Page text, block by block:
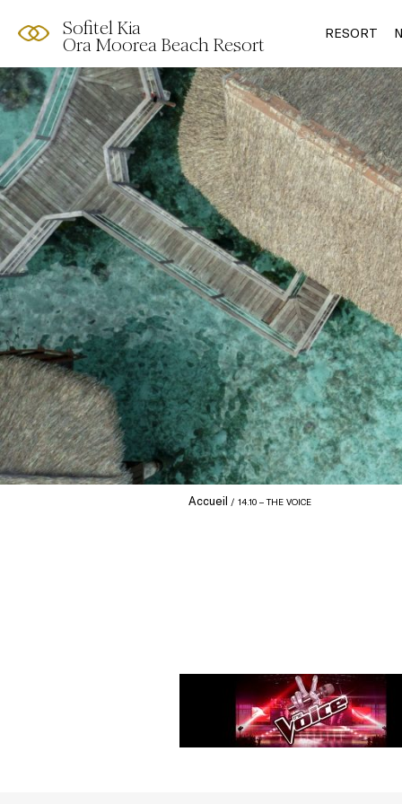
Sofitel Kia
Ora Moorea Beach Resort
RESORT
Accueil 14.10 – THE VOICE